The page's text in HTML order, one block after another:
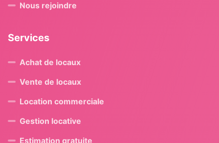
Nous rejoindre
Services
Achat de locaux
Vente de locaux
Location commerciale
Gestion locative
Estimation gratuite